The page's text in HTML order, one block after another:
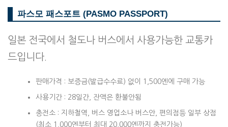
파스모 패스포트 (PASMO PASSPORT)
일본 전국에서 철도나 버스에서 사용가능한 교통카
드입니다.
판매가격 : 보증금(발급수수료) 없이 1,500엔에 구매 가능
사용기간 : 28일간, 잔액은 환불안됨
충전소 : 지하철역, 버스 영업소나 버스안, 편의점등 일부 상점
(최소 1,000엔부터 최대 20,000엔까지 충전가능)